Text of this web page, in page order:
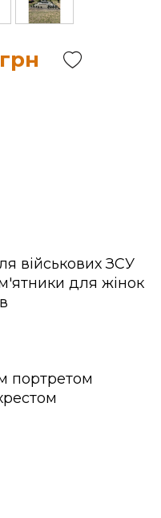
грн
військових ЗСУ
для жінок
портретом